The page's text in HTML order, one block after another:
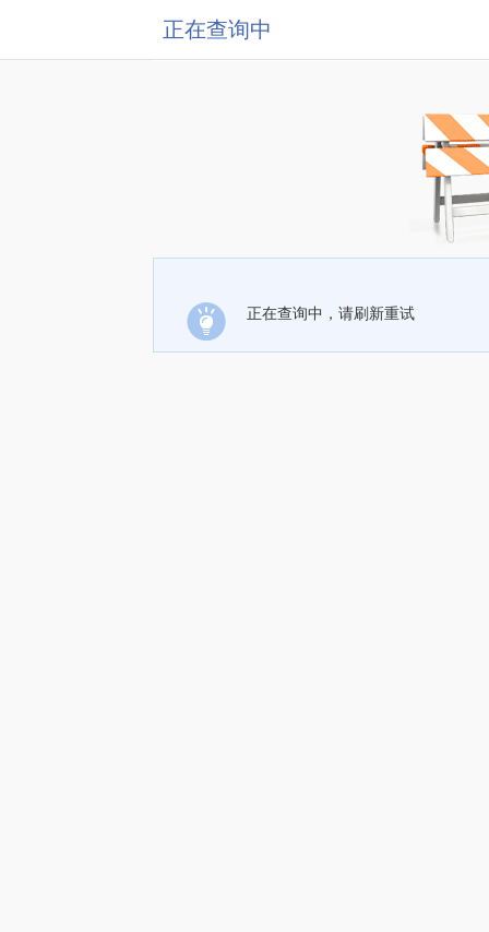
正在查询中
正在查询中，请刷新重试